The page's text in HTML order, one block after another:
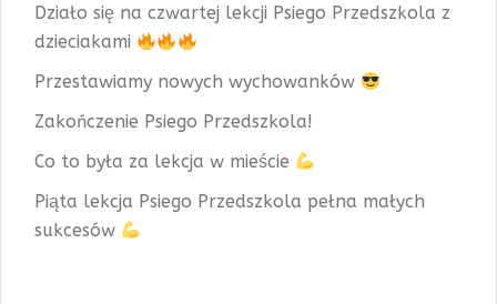
Działo się na czwartej lekcji Psiego Przedszkola z
dzieciakami
Przestawiamy nowych wychowanków
Zakończenie Psiego Przedszkola!
Co to była za lekcja w mieście
Piąta lekcja Psiego Przedszkola pełna małych
sukcesów